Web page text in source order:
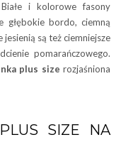
i kolorowe fasony
głębokie bordo, ciemną
są też ciemniejsze
pomarańczowego.
plus size rozjaśniona
SIZE NA